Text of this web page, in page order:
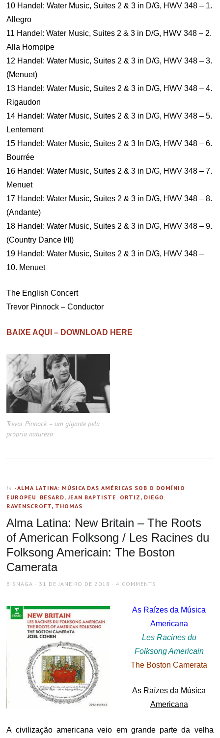
10 Handel: Water Music, Suites 2 & 3 in D/G, HWV 348 – 1.
Allegro
11 Handel: Water Music, Suites 2 & 3 in D/G, HWV 348 – 2.
Alla Hornpipe
12 Handel: Water Music, Suites 2 & 3 in D/G, HWV 348 – 3.
(Menuet)
13 Handel: Water Music, Suites 2 & 3 in D/G, HWV 348 – 4.
Rigaudon
14 Handel: Water Music, Suites 2 & 3 in D/G, HWV 348 – 5.
Lentement
15 Handel: Water Music, Suites 2 & 3 In D/G, HWV 348 – 6.
Bourrée
16 Handel: Water Music, Suites 2 & 3 in D/G, HWV 348 – 7.
Menuet
17 Handel: Water Music, Suites 2 & 3 in D/G, HWV 348 – 8.
(Andante)
18 Handel: Water Music, Suites 2 & 3 in D/G, HWV 348 – 9.
(Country Dance I/II)
19 Handel: Water Music, Suites 2 & 3 in D/G, HWV 348 –
10. Menuet
The English Concert
Trevor Pinnock – Conductor
BAIXE AQUI – DOWNLOAD HERE
Trevor Pinnock – um gigante pela
própria natureza
In -ALMA LATINA: MÚSICA DAS AMÉRICAS SOB O DOMÍNIO
EUROPEU , BESARD, JEAN BAPTISTE , ORTIZ, DIEGO ,
RAVENSCROFT, THOMAS
Alma Latina: New Britain – The Roots
of American Folksong / Les Racines du
Folksong Americain: The Boston
Camerata
AUTHOR
BISNAGA
POSTED
31 DE JANEIRO DE 2018 4 COMMENTS
As Raízes da Música
Americana
Les Racines du
Folksong Americain
The Boston Camerata
As Raízes da Música
Americana
A civilização americana veio em grande parte da velha